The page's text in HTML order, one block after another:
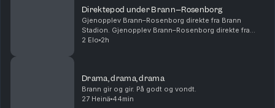
Direktepod under Brann–Rosenborg
Gjenopplev Brann–Rosenborg direkte fra Brann
Stadion. Gjenopplev Brann–Rosenborg direkte fra
Brann Stadion. 00:14:54 - Start 1. omgang 00:28:15 -
2 Elo 2h
Drama, drama, drama
Brann gir og gir. På godt og vondt.
27 Heinä 44min